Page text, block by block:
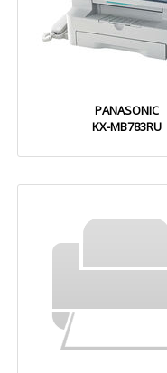
PANASONIC
KX-MB783RU